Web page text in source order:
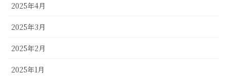
2025年4月
2025年3月
2025年2月
2025年1月